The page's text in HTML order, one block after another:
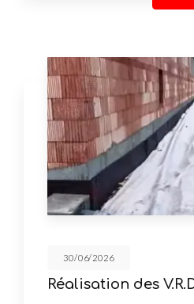
30/06/2026
Réalisation des